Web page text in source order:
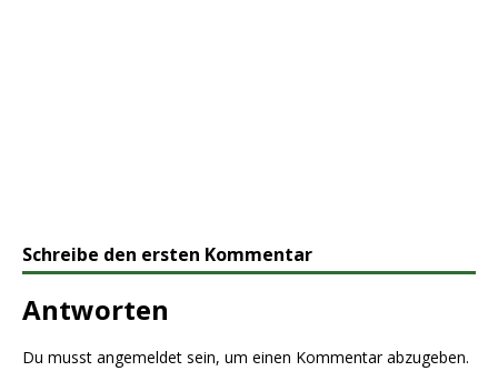
Schreibe den ersten Kommentar
Antworten
Du musst angemeldet sein, um einen Kommentar abzugeben.